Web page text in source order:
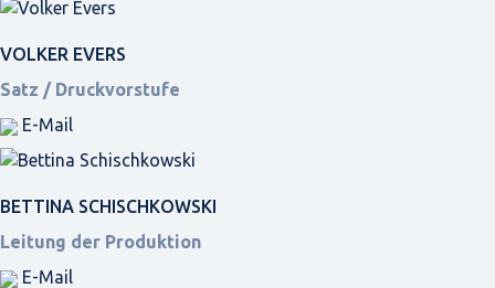
VOLKER EVERS
Satz / Druckvorstufe
E-Mail
BETTINA SCHISCHKOWSKI
Leitung der Produktion
E-Mail